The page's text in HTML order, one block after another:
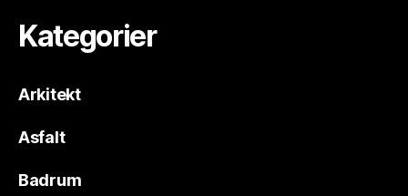
Kategorier
Arkitekt
Asfalt
Badrum